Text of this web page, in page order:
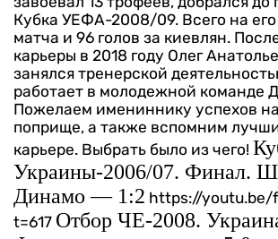
Кубка УЕФА-2008/09. Всего на
матча и 96 голов за киевлян.
карьеры в 2018 году Олег
занялся тренерской
работает в молодежной команде
Пожелаем имениннику успехов
поприще, а также вспомним
карьере. Выбрать было из чего!
Украины-2006/07. Финал.
Динамо — 1:2 https://youtu.be/
t=617 Отбор ЧЕ-2008.